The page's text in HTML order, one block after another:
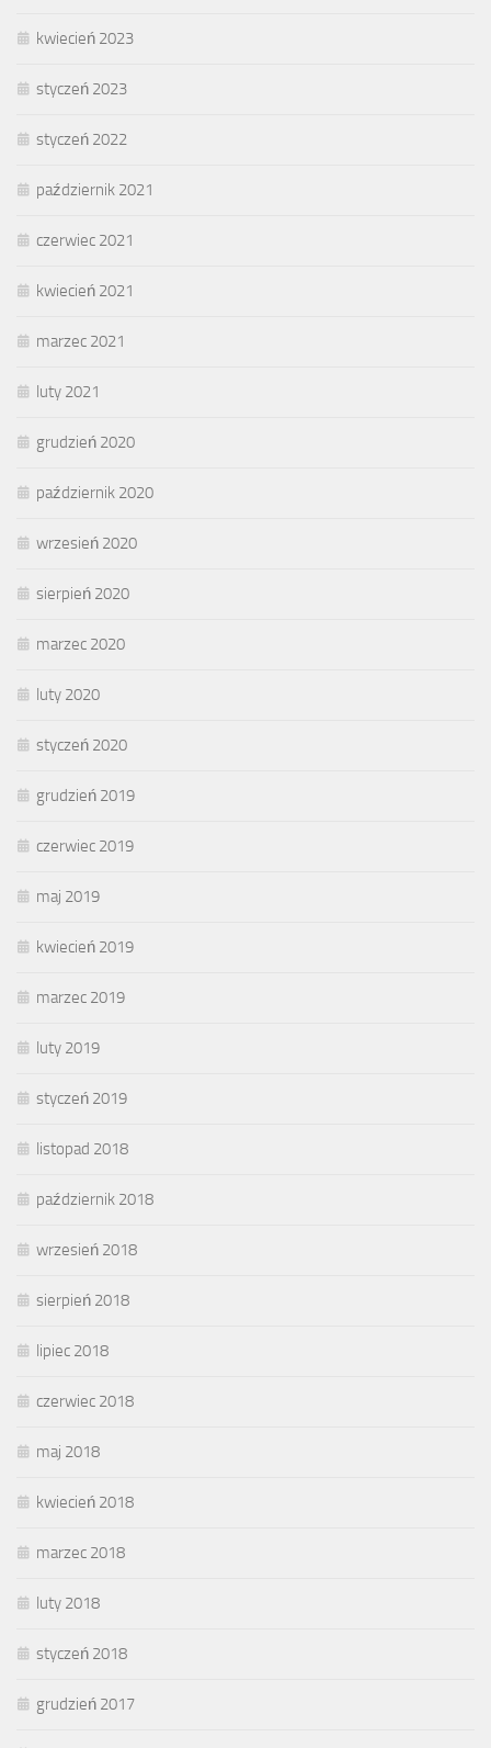
kwiecień 2023
styczeń 2023
styczeń 2022
październik 2021
czerwiec 2021
kwiecień 2021
marzec 2021
luty 2021
grudzień 2020
październik 2020
wrzesień 2020
sierpień 2020
marzec 2020
luty 2020
styczeń 2020
grudzień 2019
czerwiec 2019
maj 2019
kwiecień 2019
marzec 2019
luty 2019
styczeń 2019
listopad 2018
październik 2018
wrzesień 2018
sierpień 2018
lipiec 2018
czerwiec 2018
maj 2018
kwiecień 2018
marzec 2018
luty 2018
styczeń 2018
grudzień 2017